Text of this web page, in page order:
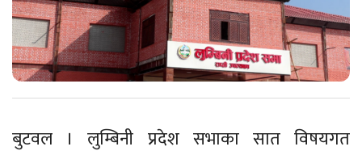
बुटवल । लुम्बिनी प्रदेश सभाका सात विषयगत